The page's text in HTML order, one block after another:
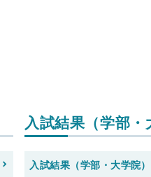
入試結果（学部・
入試結果（学部・大学院）